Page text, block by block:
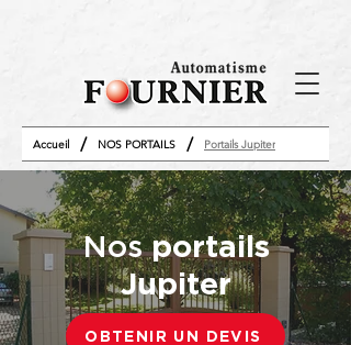
Accueil / NOS PORTAILS / Portails Jupiter
Nosportails
Jupiter
OBTENIR UN DEVIS